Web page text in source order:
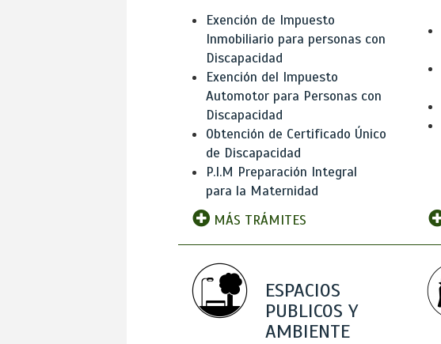
Exención de Impuesto
Inmobiliario para personas con
Discapacidad
Exención del Impuesto
Automotor para Personas con
Discapacidad
Obtención de Certificado Único
de Discapacidad
P.I.M Preparación Integral
para la Maternidad
MÁS TRÁMITES
ESPACIOS
PUBLICOS Y
AMBIENTE